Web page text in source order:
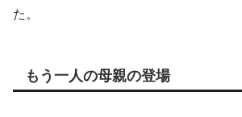
た。
もう一人の母親の登場